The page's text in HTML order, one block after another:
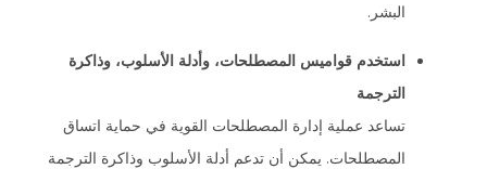
البشر.
استخدم قواميس المصطلحات، وأدلة الأسلوب، وذاكرة
الترجمة
تساعد عملية إدارة المصطلحات القوية في حماية اتساق
المصطلحات. يمكن أن تدعم أدلة الأسلوب وذاكرة الترجمة